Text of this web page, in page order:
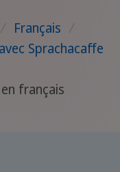
/ Français /
Sprachacaffe
français